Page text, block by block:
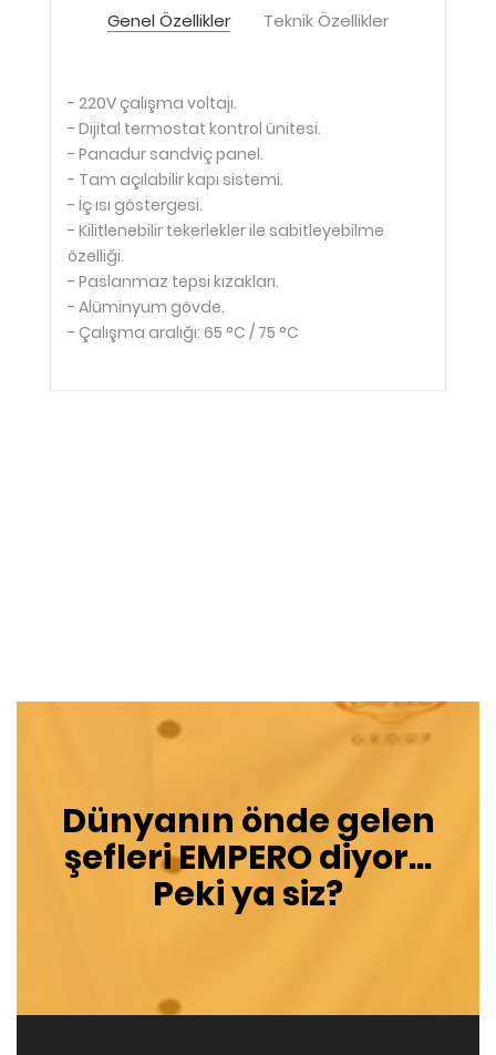
Genel Özellikler Teknik Özellikler
- 220V çalışma voltajı.
- Dijital termostat kontrol ünitesi.
- Panadur sandviç panel.
- Tam açılabilir kapı sistemi.
- İç ısı göstergesi.
- Kilitlenebilir tekerlekler ile sabitleyebilme
özelliği.
- Paslanmaz tepsi kızakları.
- Alüminyum gövde.
- Çalışma aralığı: 65 °C / 75 °C
Dünyanın önde gelen
şefleriEMPEROdiyor...
Peki ya siz?